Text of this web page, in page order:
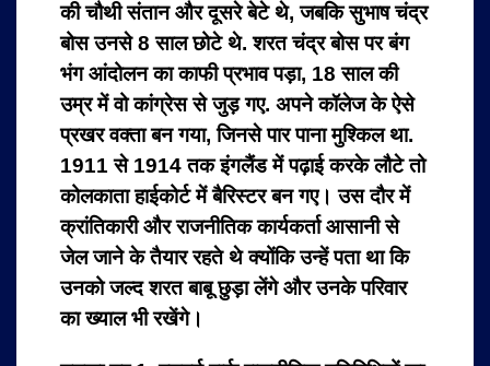
की चौथी संतान और दूसरे बेटे थे, जबकि सुभाष चंद्र
बोस उनसे 8 साल छोटे थे. शरत चंद्र बोस पर बंग
भंग आंदोलन का काफी प्रभाव पड़ा, 18 साल की
उम्र में वो कांग्रेस से जुड़ गए. अपने कॉलेज के ऐसे
प्रखर वक्ता बन गया, जिनसे पार पाना मुश्किल था.
1911 से 1914 तक इंगलैंड में पढ़ाई करके लौटे तो
कोलकाता हाईकोर्ट में बैरिस्टर बन गए। उस दौर में
क्रांतिकारी और राजनीतिक कार्यकर्ता आसानी से
जेल जाने के तैयार रहते थे क्योंकि उन्हें पता था कि
उनको जल्द शरत बाबू छुड़ा लेंगे और उनके परिवार
का ख्याल भी रखेंगे।